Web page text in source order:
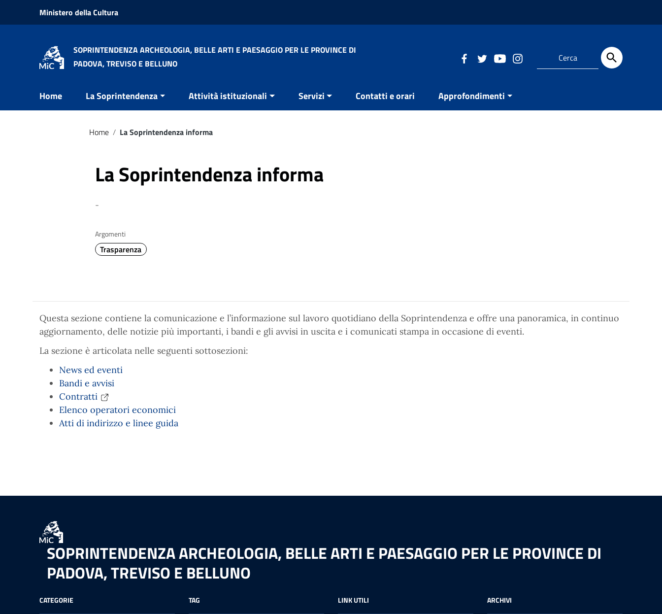
Vai ai contenuti
Vai al menu di navigazione
Ministero della Cultura
SOPRINTENDENZA ARCHEOLOGIA, BELLE ARTI E PAESAGGIO PER LE PROVINCE DI
PADOVA, TREVISO E BELLUNO
Home La Soprintendenza Attività istituzionali Servizi Contatti e orari Approfondimenti
Home / La Soprintendenza informa
La Soprintendenza informa
-
Argomenti
Trasparenza
Questa sezione contiene la comunicazione e l’informazione sul lavoro quotidiano della Soprintendenza e offre una panoramica, in continuo
aggiornamento, delle notizie più importanti, i bandi e gli avvisi in uscita e i comunicati stampa in occasione di eventi.
La sezione è articolata nelle seguenti sottosezioni:
News ed eventi
Bandi e avvisi
Contratti
Elenco operatori economici
Atti di indirizzo e linee guida
SOPRINTENDENZA ARCHEOLOGIA, BELLE ARTI E PAESAGGIO PER LE PROVINCE DI
PADOVA, TREVISO E BELLUNO
CATEGORIE TAG LINK UTILI ARCHIVI